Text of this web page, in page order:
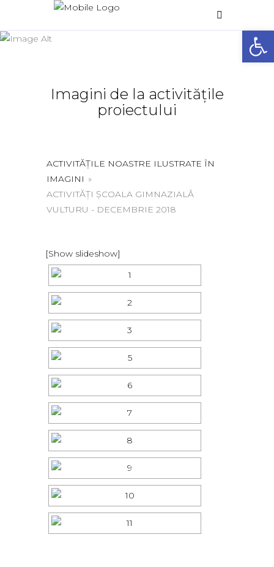
Galerie foto
Imagini de la activitățile
proiectului
ACTIVITĂȚILE NOASTRE ILUSTRATE ÎN
IMAGINI »
ACTIVITĂȚI ȘCOALA GIMNAZIALĂ
VULTURU - DECEMBRIE 2018
[Show slideshow]